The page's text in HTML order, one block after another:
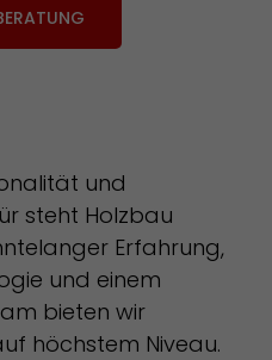
und
steht Holzbau
Erfahrung,
und einem
bieten wir
höchstem Niveau.